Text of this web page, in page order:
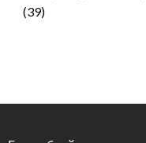
(39)